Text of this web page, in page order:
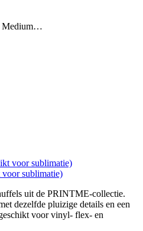
Medium…
sublimatie)
uit de PRINTME-collectie.
dezelfde pluizige details en een
voor vinyl- flex- en